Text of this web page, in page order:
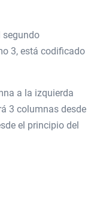
segundo
3, está codificado
a la izquierda
3 columnas desde
el principio del